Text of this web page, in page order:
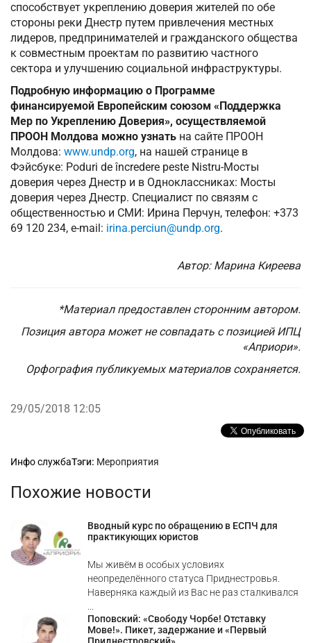
способствует укреплению доверия жителей по обе
стороны реки Днестр путем привлечения местных
лидеров, предпринимателей и гражданского общества
к совместным проектам по развитию частного
сектора и улучшению социальной инфраструктуры.
Подробную информацию о Программе
финансируемой Европейским союзом «Поддержка
Мер по Укреплению Доверия», осуществляемой
ПРООН Молдова можно узнать на сайте ПРООН
Молдова: www.undp.org, на нашей странице в
Фэйсбуке: Poduri de încredere peste Nistru-Мосты
доверия через Днестр и в Одноклассниках: Мосты
доверия через Днестр. Специалист по связям с
общественностью и СМИ: Ирина Перчун, телефон: +373
69 120 234, e-mail: irina.perciun@undp.org.
Автор: Марина Киреева
*Материал предоставлен сторонним автором.
Позиция автора может не совпадать с позицией ИПЦ
«Априори».
Орфография публикуемых материалов сохраняется.
29/05/2018 12:05
Рубрики
Инфо службаТэги: Мероприятия
Похожие новости
Вводный курс по обращению в ЕСПЧ для
практикующих юристов
Мы живём в особых условиях
неопределённого статуса Приднестровья.
Наверняка каждый из Вас не раз сталкивался
Поповский: «Свободу Чорбе! Отставку
Мове!». Пикет, задержание и «Первый
Приднестровский»